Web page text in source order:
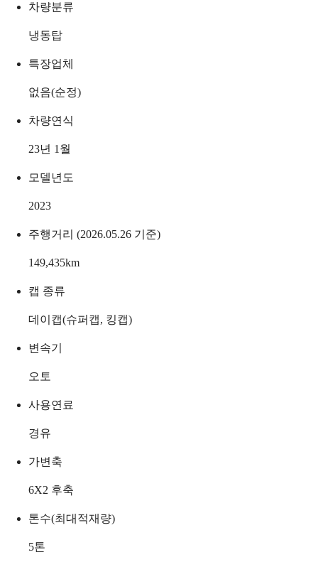
차량분류
냉동탑
특장업체
없음(순정)
차량연식
23년 1월
모델년도
2023
주행거리 (2026.05.26 기준)
149,435km
캡 종류
데이캡(슈퍼캡, 킹캡)
변속기
오토
사용연료
경유
가변축
6X2 후축
톤수(최대적재량)
5톤